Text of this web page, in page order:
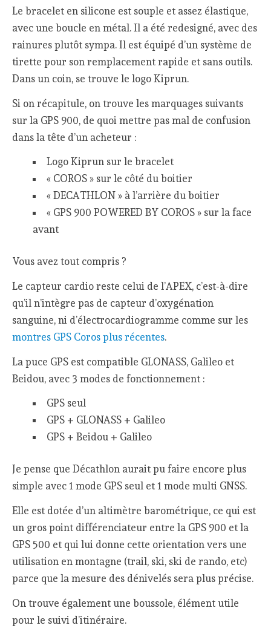
Le bracelet en silicone est souple et assez élastique,
avec une boucle en métal. Il a été redesigné, avec des
rainures plutôt sympa. Il est équipé d’un système de
tirette pour son remplacement rapide et sans outils.
Dans un coin, se trouve le logo Kiprun.
Si on récapitule, on trouve les marquages suivants
sur la GPS 900, de quoi mettre pas mal de confusion
dans la tête d’un acheteur :
Logo Kiprun sur le bracelet
« COROS » sur le côté du boitier
« DECATHLON » à l’arrière du boitier
« GPS 900 POWERED BY COROS » sur la face
avant
Vous avez tout compris ?
Le capteur cardio reste celui de l’APEX, c’est-à-dire
qu’il n’intègre pas de capteur d’oxygénation
sanguine, ni d’électrocardiogramme comme sur les
montres GPS Coros plus récentes.
La puce GPS est compatible GLONASS, Galileo et
Beidou, avec 3 modes de fonctionnement :
GPS seul
GPS + GLONASS + Galileo
GPS + Beidou + Galileo
Je pense que Décathlon aurait pu faire encore plus
simple avec 1 mode GPS seul et 1 mode multi GNSS.
Elle est dotée d’un altimètre barométrique, ce qui est
un gros point différenciateur entre la GPS 900 et la
GPS 500 et qui lui donne cette orientation vers une
utilisation en montagne (trail, ski, ski de rando, etc)
parce que la mesure des dénivelés sera plus précise.
On trouve également une boussole, élément utile
pour le suivi d’itinéraire.